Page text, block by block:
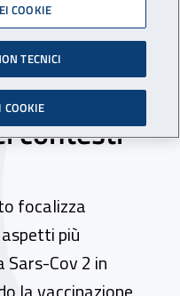
e profili di
La
contesti
focalizza
più
Cov 2 in
COOKIE
TECNICI
COOKIE